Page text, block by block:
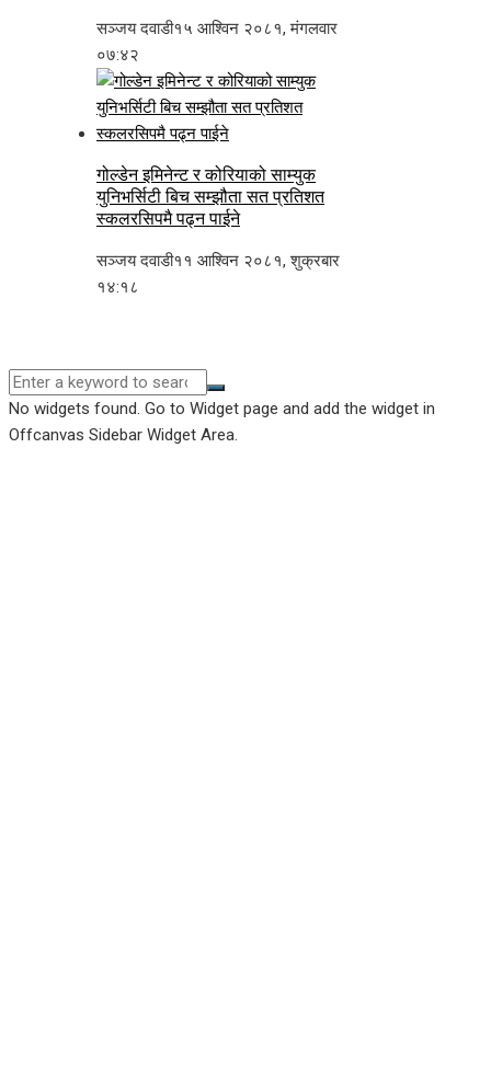
सञ्जय दवाडी१५ आश्विन २०८१, मंगलवार
०७:४२
गोल्डेन इमिनेन्ट र कोरियाको साम्युक
युनिभर्सिटी बिच सम्झौता सत प्रतिशत
स्कलरसिपमै पढ्न पाईने
सञ्जय दवाडी११ आश्विन २०८१, शुक्रबार
१४:१८
No widgets found. Go to Widget page and add the widget in
Offcanvas Sidebar Widget Area.